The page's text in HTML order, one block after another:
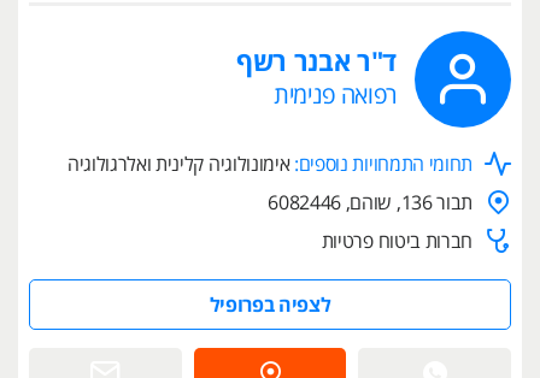
ד"ר אבנר רשף
רפואה פנימית
תחומי התמחויות נוספים: אימונולוגיה קלינית ואלרגולוגיה
תבור 136, שוהם, 6082446
חברות ביטוח פרטיות
לצפיה בפרופיל